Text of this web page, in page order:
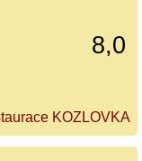
8,0
KOZLOVKA